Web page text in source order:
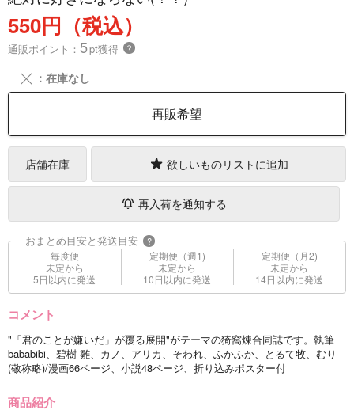
550円（税込）
通販ポイント： 5pt獲得 ？
╳ ：在庫なし
再販希望
店舗在庫 欲しいものリストに追加
再入荷を通知する
おまとめ目安と発送目安 ?
毎度便
未定から
5日以内に発送
定期便（週1)
未定から
10日以内に発送
定期便（月2)
未定から
14日以内に発送
コメント
"「君のことが嫌いだ」が覆る展開"がテーマの猗窩煉合同誌です。執筆
bababibi、碧樹 雛、カノ、アリカ、そわれ、ふかふか、とるて牧、むり
(敬称略)/漫画66ページ、小説48ページ、折り込みポスター付
商品紹介